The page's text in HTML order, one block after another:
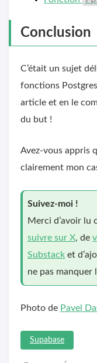
Conclusion
C’était un sujet
fonctions
article et en le
du but !
Avez-vous appris
clairement mon
Suivez-moi !
Merci d’avoir lu
suivre sur X, de
Substack et
ne pas manquer
Photo de Pavel
Supabase